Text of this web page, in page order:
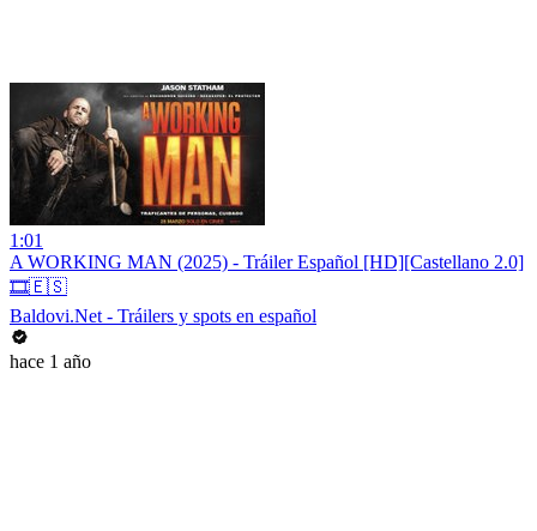
1:01
A WORKING MAN (2025) - Tráiler Español [HD][Castellano 2.0]
🎞️🇪🇸
Baldovi.Net - Tráilers y spots en español
hace 1 año